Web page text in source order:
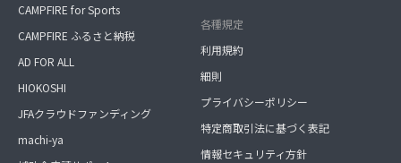
CAMPFIRE for Sports
CAMPFIRE ふるさと納税
AD FOR ALL
HIOKOSHI
JFAクラウドファンディング
machi-ya
各種規定
利用規約
細則
プライバシーポリシー
特定商取引法に基づく表記
情報セキュリティ方針